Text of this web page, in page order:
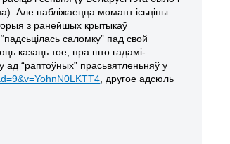
Але набліжаецца момант ісьціны –
з ранейшых крытыкаў
саломку” пад свой
казаць тое, пра што гадамі-
ад “раптоўных” прасьвятленьняў у
, другое адсюль